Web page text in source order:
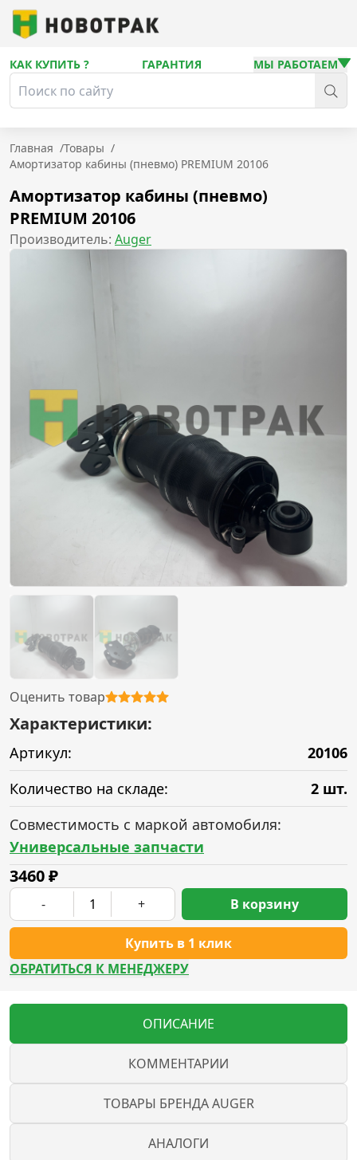
КАК КУПИТЬ ? ГАРАНТИЯ МЫ РАБОТАЕМ
Главная /Товары /
Амортизатор кабины (пневмо) PREMIUM 20106
Амортизатор кабины (пневмо)
PREMIUM 20106
Производитель: Auger
Оценить товар
Характеристики:
Артикул:
20106
Количество на складе:
2 шт.
Совместимость с маркой автомобиля:
Универсальные запчасти
3460₽
- +
Купить в 1 клик
В корзину
ОБРАТИТЬСЯ К МЕНЕДЖЕРУ
ОПИСАНИЕ
КОММЕНТАРИИ
ТОВАРЫ БРЕНДА AUGER
АНАЛОГИ